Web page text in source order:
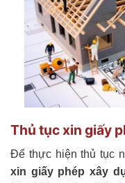
Thủ tục xin giấy
Để thực hiện thủ tục
xin giấy phép xây